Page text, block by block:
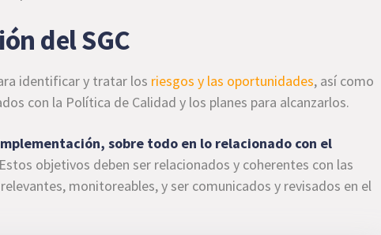
del SGC
identificar y tratar los riesgos y las oportunidades, así como
con la Política de Calidad y los planes para alcanzarlos.
sobre todo en lo relacionado con el
objetivos deben ser relacionados y coherentes con las
monitoreables, y ser comunicados y revisados en el